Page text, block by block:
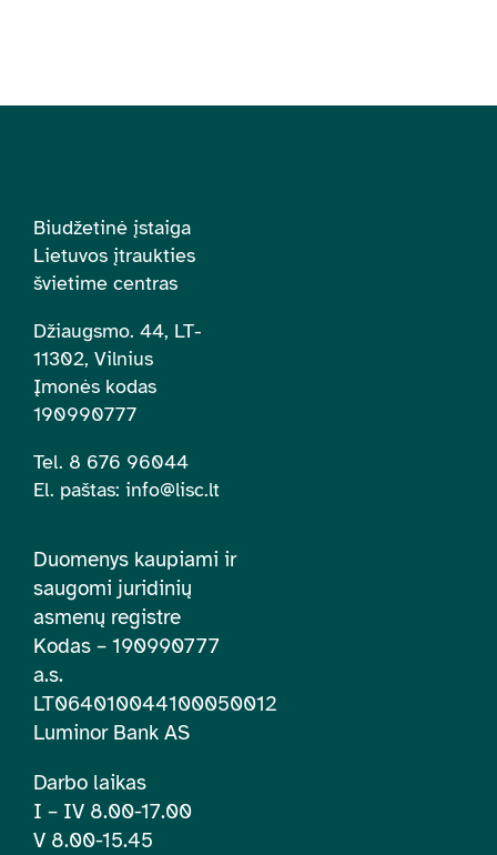
Biudžetinė įstaiga
Lietuvos įtraukties
švietime centras
Džiaugsmo. 44, LT-
11302, Vilnius
Įmonės kodas
190990777
Tel. 8 676 96044
El. paštas: info@lisc.lt
Duomenys kaupiami ir
saugomi juridinių
asmenų registre
Kodas – 190990777
a.s.
LT064010044100050012
Luminor Bank AS
Darbo laikas
I – IV 8.00-17.00
V 8.00-15.45